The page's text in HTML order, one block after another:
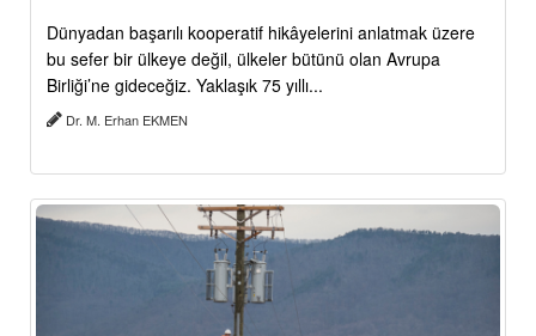
Dünyadan başarılı kooperatif hikâyelerini anlatmak üzere
bu sefer bir ülkeye değil, ülkeler bütünü olan Avrupa
Birliği’ne gideceğiz. Yaklaşık 75 yıllı...
Dr. M. Erhan EKMEN